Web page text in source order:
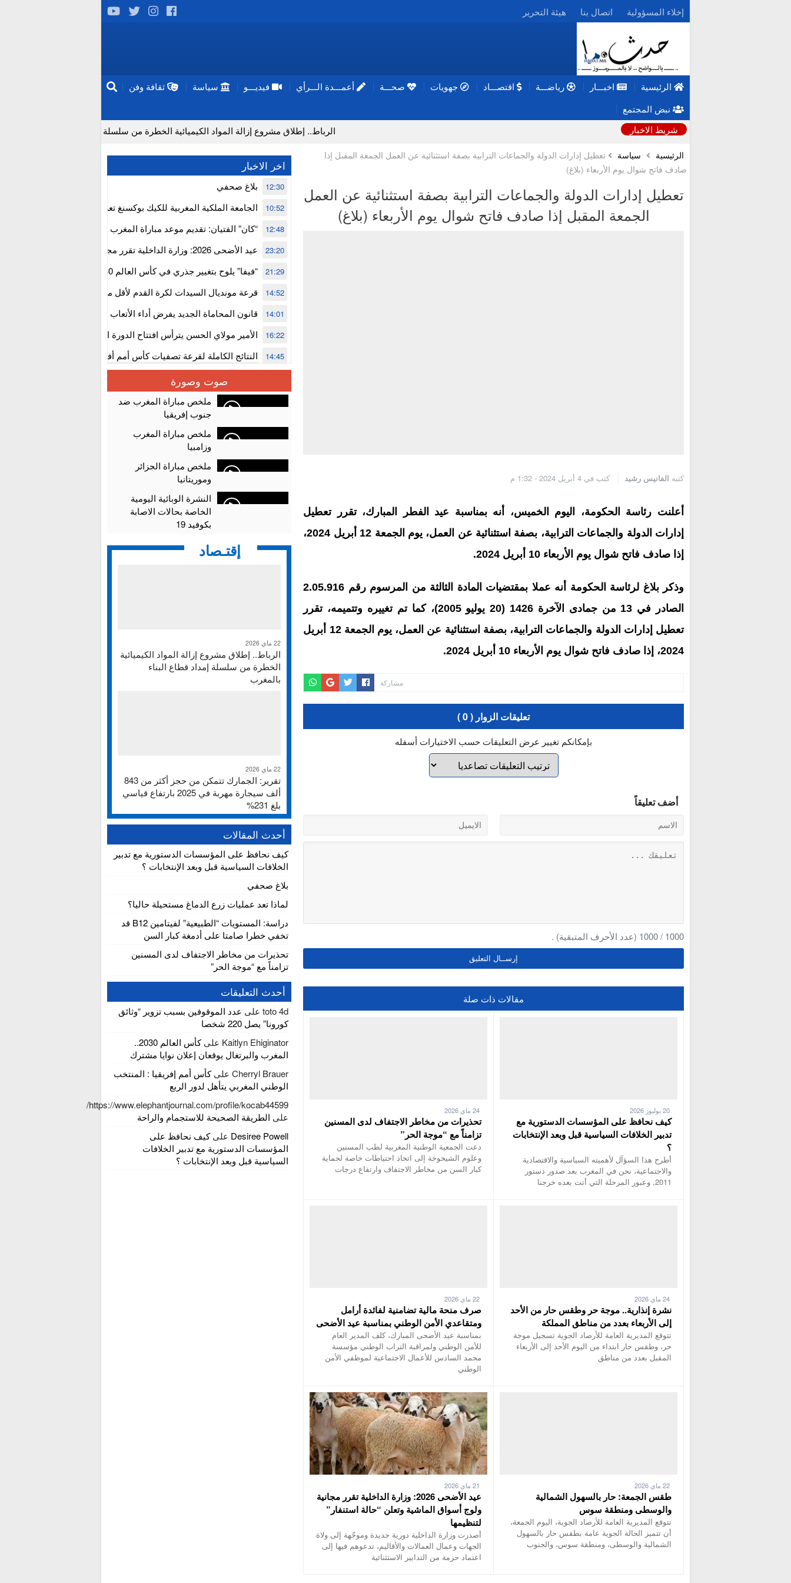
إخلاء المسؤولية اتصال بنا هيئة التحرير
الرئيسية اخبـــار رياضـــة اقتصـــاد جهويات صحـــة أعمـــدة الـــرأي فيديـــو سياسة
ثقافة وفن
نبض المجتمع
شريط الاخبار
الرباط.. إطلاق مشروع إزالة المواد الكيميائية الخطرة من سلسلة إمداد قطاع البناء بالمغرب
الرئيسية سياسة
تعطيل إدارات الدولة والجماعات الترابية بصفة استثنائية عن العمل الجمعة المقبل إذا
صادف فاتح شوال يوم الأربعاء (بلاغ)
تعطيل إدارات الدولة والجماعات الترابية بصفة استثنائية عن العمل
الجمعة المقبل إذا صادف فاتح شوال يوم الأربعاء (بلاغ)
كتبه الفانيس رشيد كتب في 4 أبريل 2024 - 1:32 م
أعلنت رئاسة الحكومة، اليوم الخميس، أنه بمناسبة عيد الفطر المبارك، تقرر تعطيل
إدارات الدولة والجماعات الترابية، بصفة استثنائية عن العمل، يوم الجمعة 12 أبريل 2024،
إذا صادف فاتح شوال يوم الأربعاء 10 أبريل 2024.
وذكر بلاغ لرئاسة الحكومة أنه عملا بمقتضيات المادة الثالثة من المرسوم رقم 2.05.916
الصادر في 13 من جمادى الآخرة 1426 (20 يوليو 2005)، كما تم تغييره وتتميمه، تقرر
تعطيل إدارات الدولة والجماعات الترابية، بصفة استثنائية عن العمل، يوم الجمعة 12 أبريل
2024، إذا صادف فاتح شوال يوم الأربعاء 10 أبريل 2024.
مشاركة
تعليقات الزوار ( 0 )
بإمكانكم تغيير عرض التعليقات حسب الاختيارات أسفله
أضف تعليقاً
1000
/
1000 (عدد الأحرف المتبقية) .
مقالات ذات صلة
كيف نحافظ على المؤسسات الدستورية مع
تدبير الخلافات السياسية قبل وبعد الإنتخابات
؟
أطرح هذا السؤآل لأهميته السياسية والاقتصادية
والاجتماعية، نحن في المغرب بعد صدور دستور
2011, وعبور المرحلة التي أتت بعده خرجنا
تحذيرات من مخاطر الاجتفاف لدى المسنين
تزامناً مع “موجة الحر”
دعت الجمعية الوطنية المغربية لطب المسنين
وعلوم الشيخوخة إلى اتخاذ احتياطات خاصة لحماية
كبار السن من مخاطر الاجتفاف وارتفاع درجات
نشرة إنذارية.. موجة حر وطقس حار من الأحد
إلى الأربعاء بعدد من مناطق المملكة
تتوقع المديرية العامة للأرصاد الجوية تسجيل موجة
حر، وطقس حار ابتداء من اليوم الأحد إلى الأربعاء
المقبل بعدد من مناطق
صرف منحة مالية تضامنية لفائدة أرامل
ومتقاعدي الأمن الوطني بمناسبة عيد الأضحى
بمناسبة عيد الأضحى المبارك، كلف المدير العام
للأمن الوطني ولمراقبة التراب الوطني مؤسسة
محمد السادس للأعمال الاجتماعية لموظفي الأمن
الوطني
طقس الجمعة: حار بالسهول الشمالية
والوسطى ومنطقة سوس
تتوقع المديرية العامة للأرصاد الجوية، اليوم الجمعة،
أن تتميز الحالة الجوية عامة بطقس حار بالسهول
الشمالية والوسطى، ومنطقة سوس، والجنوب
عيد الأضحى 2026: وزارة الداخلية تقرر مجانية
ولوج أسواق الماشية وتعلن “حالة استنفار”
لتنظيمها
أصدرت وزارة الداخلية دورية جديدة وموجّهة إلى ولاة
الجهات وعمال العمالات والأقاليم، تدعوهم فيها إلى
اعتماد حزمة من التدابير الاستثنائية
اخر الاخبار
بلاغ صحفي 12:30
الجامعة الملكية المغربية للكيك بوكسنغ تعرب عن ارتياحها للتجاوب
للمجلس الأعلى للحسابات
10:52
“كان” الفتيان: تقديم موعد مباراة المغرب والكاميرون بسبب نهائي
إفريقيا
12:48
عيد الأضحى 2026: وزارة الداخلية تقرر مجانية ولوج أسواق الماشية
استنفار” لتنظيمها
23:20
“فيفا” يلوح بتغيير جذري في كأس العالم 2030 21:29
المستوى الأول
14:52
قانون المحاماة الجديد يفرض أداء الأتعاب التي تفوق 10 آلاف درهم بالشيك 14:01
الأمير مولاي الحسن يترأس افتتاح الدورة الثالثة من معرض المغرب
الألعاب الإلكترونية
16:22
النتائج الكاملة لقرعة تصفيات كأس أمم أفريقيا 2027 14:45
سلا.. توقيف ثلاثة مروجين وحجز أكثر من 4300 قرص مخدر وكوكايين وإكستازي
أقراص مهلوسة داخل فضاء للشيشة تستنفر شرطة أكادير 12:48
صوت وصورة
ملخص مباراة المغرب ضد
جنوب إفريقيا
ملخص مباراة المغرب
وزامبيا
ملخص مباراة الجزائر
وموريتانيا
النشرة الوبائية اليومية
الخاصة بحالات الاصابة
بكوفيد 19
إقتـصاد
22 ماي 2026
الرباط.. إطلاق مشروع إزالة المواد الكيميائية
الخطرة من سلسلة إمداد قطاع البناء
بالمغرب
22 ماي 2026
تقرير: الجمارك تتمكن من حجز أكثر من 843
ألف سيجارة مهربة في 2025 بارتفاع قياسي
بلغ 231%
أحدث المقالات
كيف نحافظ على المؤسسات الدستورية مع تدبير
الخلافات السياسية قبل وبعد الإنتخابات ؟
بلاغ صحفي
لماذا تعد عمليات زرع الدماغ مستحيلة حاليا؟
دراسة: المستويات “الطبيعية” لفيتامين B12 قد
تخفي خطرا صامتا على أدمغة كبار السن
تحذيرات من مخاطر الاجتفاف لدى المسنين
تزامناً مع “موجة الحر”
أحدث التعليقات
toto 4dعلى عدد الموقوفين بسبب تزوير “وثائق
كورونا” يصل 220 شخصا
Kaitlyn Ehiginator على
كأس العالم 2030..
المغرب والبرتغال يوقعان إعلان نوايا مشترك
Cherryl Brauerعلىكأس أمم إفريقيا : المنتخب
الوطني المغربي يتأهل لدور الربع
https://www.elephantjournal.com/profile/kocab44599/
على الطريقة الصحيحة للاستجمام والراحة
Desiree Powell علىكيف نحافظ على
المؤسسات الدستورية مع تدبير الخلافات
السياسية قبل وبعد الإنتخابات ؟